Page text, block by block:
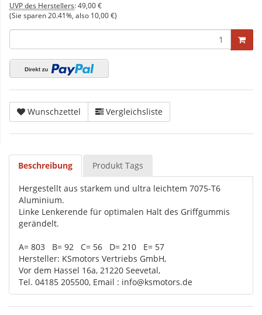
UVP des Herstellers:49,00 €
(Sie sparen 20.41% , also 10,00 €)
Wunschzettel Vergleichsliste
Beschreibung Produkt Tags
Hergestellt aus starkem und ultra leichtem 7075-T6
Aluminium.
Linke Lenkerende für optimalen Halt des Griffgummis
gerändelt.
A= 803 B= 92 C= 56 D= 210 E= 57
Hersteller: KSmotors Vertriebs GmbH,
Vor dem Hassel 16a, 21220 Seevetal,
Tel. 04185 205500, Email : info@ksmotors.de